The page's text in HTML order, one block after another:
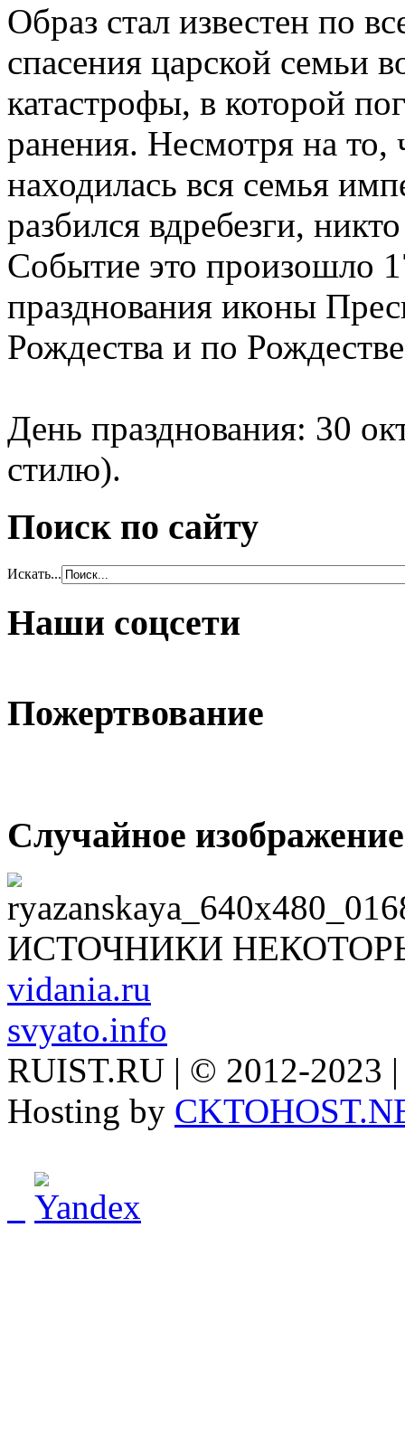
Образ стал известен по
спасения царской семьи
катастрофы, в которой
ранения. Несмотря на то,
находилась вся семья
разбился вдребезги,
Событие это произошло
празднования иконы
Рождества и по
День празднования: 30
стилю).
Поиск по сайту
Искать...
Наши соцсети
Пожертвование
Случайное изображение
ИСТОЧНИКИ
vidania.ru
svyato.info
RUIST.RU | © 2012-2023
Hosting by